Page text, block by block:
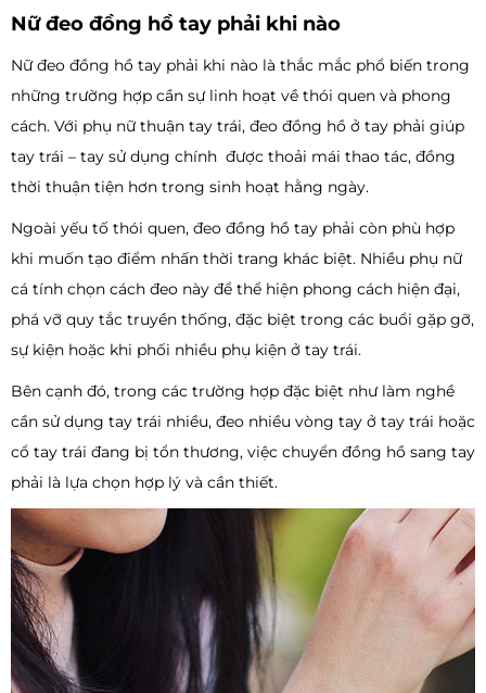
Nữ đeo đồng hồ tay phải khi nào
Nữ đeo đồng hồ tay phải khi nào là thắc mắc phổ biến trong
những trường hợp cần sự linh hoạt về thói quen và phong
cách. Với phụ nữ thuận tay trái, đeo đồng hồ ở tay phải giúp
tay trái – tay sử dụng chính được thoải mái thao tác, đồng
thời thuận tiện hơn trong sinh hoạt hằng ngày.
Ngoài yếu tố thói quen, đeo đồng hồ tay phải còn phù hợp
khi muốn tạo điểm nhấn thời trang khác biệt. Nhiều phụ nữ
cá tính chọn cách đeo này để thể hiện phong cách hiện đại,
phá vỡ quy tắc truyền thống, đặc biệt trong các buổi gặp gỡ,
sự kiện hoặc khi phối nhiều phụ kiện ở tay trái.
Bên cạnh đó, trong các trường hợp đặc biệt như làm nghề
cần sử dụng tay trái nhiều, đeo nhiều vòng tay ở tay trái hoặc
cổ tay trái đang bị tổn thương, việc chuyển đồng hồ sang tay
phải là lựa chọn hợp lý và cần thiết.